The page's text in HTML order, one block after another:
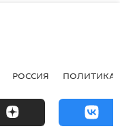
РОССИЯ ПОЛИТИКА